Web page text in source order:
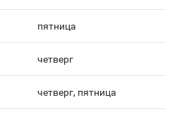
пятница
четверг
четверг, пятница